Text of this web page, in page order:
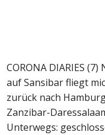
CORONA DIARIES
auf Sansibar fliegt
zurück nach
Zanzibar-
Unterwegs: